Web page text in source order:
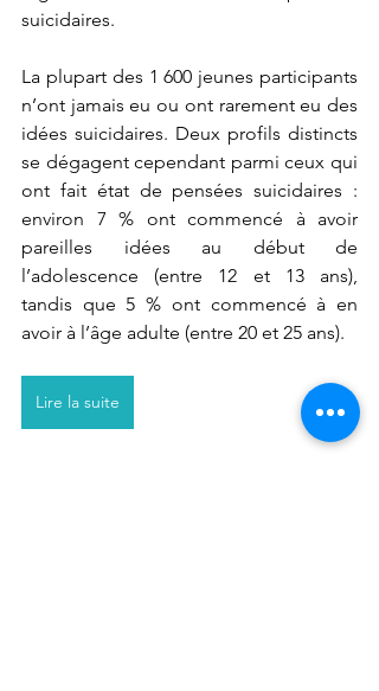
suicidaires.
La plupart des 1 600 jeunes participants
n’ont jamais eu ou ont rarement eu des
idées suicidaires. Deux profils distincts
se dégagent cependant parmi ceux qui
ont fait état de pensées suicidaires :
environ 7 % ont commencé à avoir
pareilles idées au début de
l’adolescence (entre 12 et 13 ans),
tandis que 5 % ont commencé à en
avoir à l’âge adulte (entre 20 et 25 ans).
Lire la suite